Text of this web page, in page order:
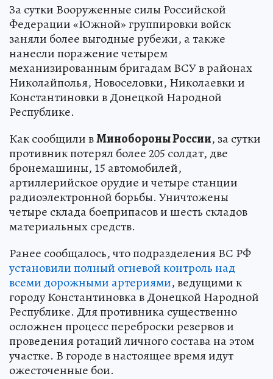
За сутки Вооруженные силы Российской
Федерации «Южной» группировки войск
заняли более выгодные рубежи, а также
нанесли поражение четырем
механизированным бригадам ВСУ в районах
Николайполья, Новоселовки, Николаевки и
Константиновки в Донецкой Народной
Республике.
Как сообщили вМинобороны России, за сутки
противник потерял более 205 солдат, две
бронемашины, 15 автомобилей,
артиллерийское орудие и четыре станции
радиоэлектронной борьбы. Уничтожены
четыре склада боеприпасов и шесть складов
материальных средств.
Ранее сообщалось, что подразделения ВС РФ
установили полный огневой контроль над
всеми дорожными артериями, ведущими к
городу Константиновка в Донецкой Народной
Республике. Для противника существенно
осложнен процесс переброски резервов и
проведения ротаций личного состава на этом
участке. В городе в настоящее время идут
ожесточенные бои.